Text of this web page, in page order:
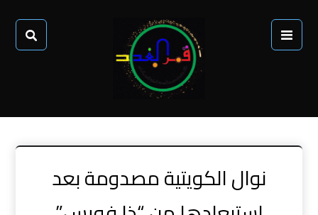
نوال الكويتية مصدومة بعد